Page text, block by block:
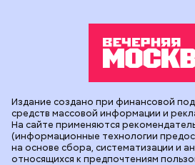
Издание создано при финансовой
средств массовой информации и
На сайте применяются
(информационные технологии
на основе сбора, систематизации и
относящихся к предпочтениям